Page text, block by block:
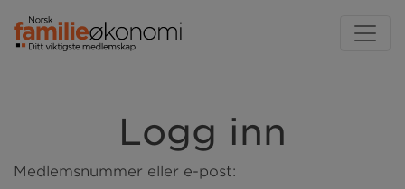
Logg inn
Medlemsnummer eller e-post: